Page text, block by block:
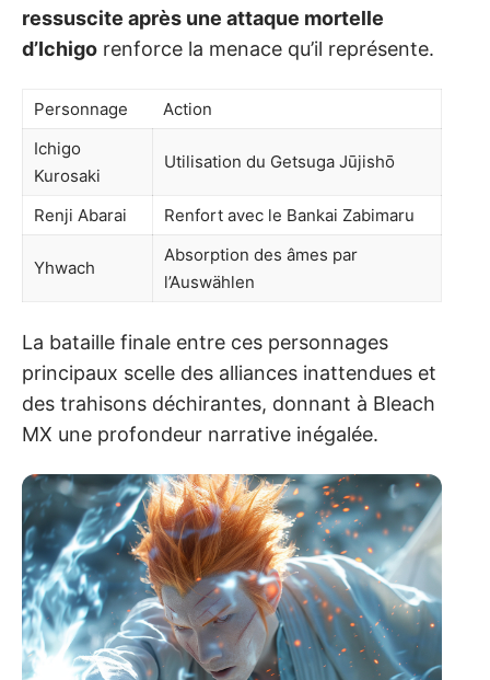
ressuscite après une attaque mortelle
d’Ichigo renforce la menace qu’il représente.
Personnage
Action
Ichigo
Kurosaki
Utilisation du Getsuga Jūjishō
Renji Abarai Renfort avec le Bankai Zabimaru
Yhwach
Absorption des âmes par
l’Auswählen
La bataille finale entre ces personnages
principaux scelle des alliances inattendues et
des trahisons déchirantes, donnant à Bleach
MX une profondeur narrative inégalée.